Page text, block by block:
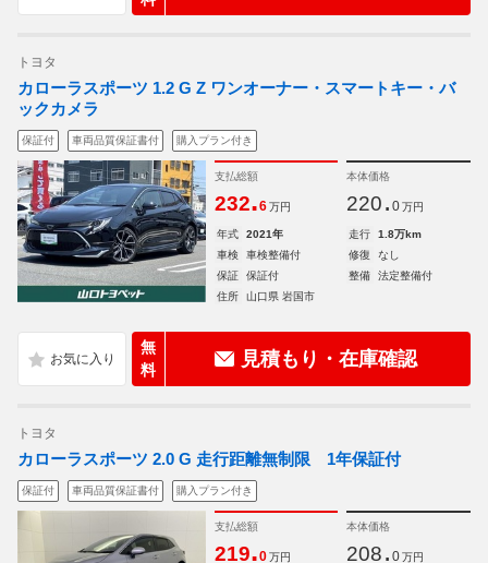
トヨタ
カローラスポーツ 1.2 G Z ワンオーナー・スマートキー・バ
ックカメラ
保証付 車両品質保証書付 購入プラン付き
支払総額
232.6 万円
本体価格
220. 0 万円
年式 2021年 走行
1.8万km
車検
車検整備付 修復
なし
保証
保証付 整備
法定整備付
住所
山口県 岩国市
無
料
見積もり・在庫確認
トヨタ
カローラスポーツ 2.0 G 走行距離無制限 1年保証付
保証付 車両品質保証書付 購入プラン付き
支払総額
219.0 万円
本体価格
208. 0 万円